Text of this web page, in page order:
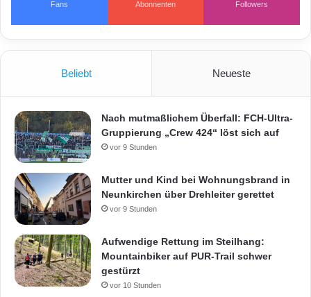
z
t
Fans Abonnenten Followers
Beliebt Neueste
Nach mutmaßlichem Überfall: FCH-Ultra-
Gruppierung „Crew 424“ löst sich auf
vor 9 Stunden
Mutter und Kind bei Wohnungsbrand in
Neunkirchen über Drehleiter gerettet
vor 9 Stunden
Aufwendige Rettung im Steilhang:
Mountainbiker auf PUR-Trail schwer
gestürzt
vor 10 Stunden